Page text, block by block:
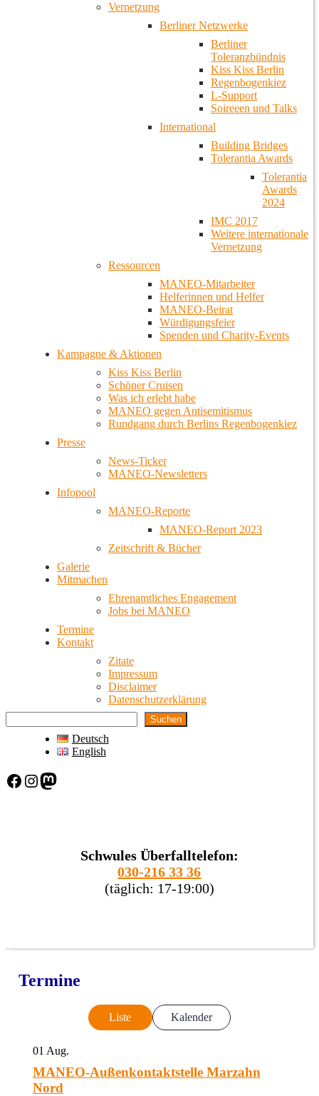
Vernetzung
Berliner Netzwerke
Berliner
Toleranzbündnis
Kiss Kiss Berlin
Regenbogenkiez
L-Support
Soireeen und Talks
International
Building Bridges
Tolerantia Awards
Tolerantia
Awards
2024
IMC 2017
Weitere internationale
Vernetzung
Ressourcen
MANEO-Mitarbeiter
Helferinnen und Helfer
MANEO-Beirat
Würdigungsfeier
Spenden und Charity-Events
Kampagne & Aktionen
Kiss Kiss Berlin
Schöner Cruisen
Was ich erlebt habe
MANEO gegen Antisemitismus
Rundgang durch Berlins Regenbogenkiez
Presse
News-Ticker
MANEO-Newsletters
Infopool
MANEO-Reporte
MANEO-Report 2023
Zeitschrift & Bücher
Galerie
Mitmachen
Ehrenamtliches Engagement
Jobs bei MANEO
Termine
Kontakt
Zitate
Impressum
Disclaimer
Datenschutzerklärung
Suchen
Deutsch
English
Facebook Instagram Mastodon
Schwules Überfalltelefon:
030-216 33 36
(täglich: 17-19:00)
Termine
Liste Kalender
01 Aug.
MANEO-Außenkontaktstelle Marzahn
Nord